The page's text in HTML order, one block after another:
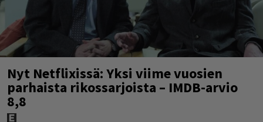
Nyt Netflixissä: Yksi viime vuosien
parhaista rikossarjoista – IMDB-arvio
8,8